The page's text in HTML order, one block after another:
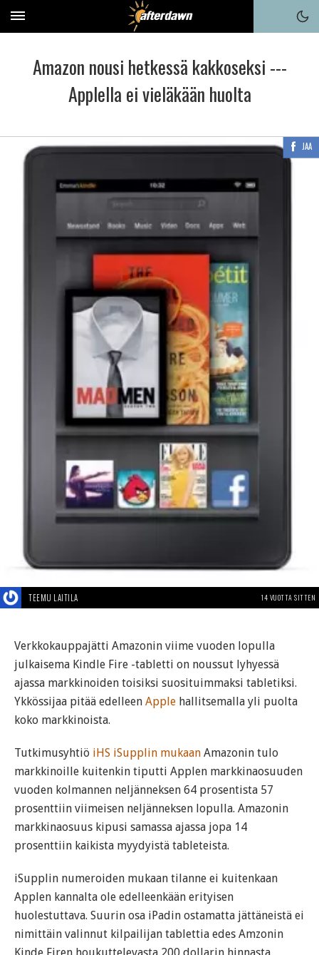
Amazon nousi hetkessä kakkoseksi ---
Applella ei vieläkään huolta
JAA
TEEMU LAITILA 14 VUOTTA SITTEN
Verkkokauppajätti Amazonin viime vuoden lopulla
julkaisema Kindle Fire -tabletti on noussut lyhyessä
ajassa markkinoiden toisiksi suosituimmaksi tabletiksi.
Ykkössijaa pitää edelleen Apple hallitsemalla yli puolta
koko markkinoista.
Tutkimusyhtiö iHS iSupplin mukaan Amazonin tulo
markkinoille kuitenkin tiputti Applen markkinaosuuden
vuoden kolmannen neljänneksen 64 prosentista 57
prosenttiin viimeisen neljänneksen lopulla. Amazonin
markkinaosuus kipusi samassa ajassa jopa 14
prosenttiin kaikista myydyistä tableteista.
iSupplin numeroiden mukaan tilanne ei kuitenkaan
Applen kannalta ole edelleenkään erityisen
huolestuttava. Suurin osa iPadin ostamatta jättäneistä ei
nimittäin valinnut kilpailijan tablettia edes Amzonin